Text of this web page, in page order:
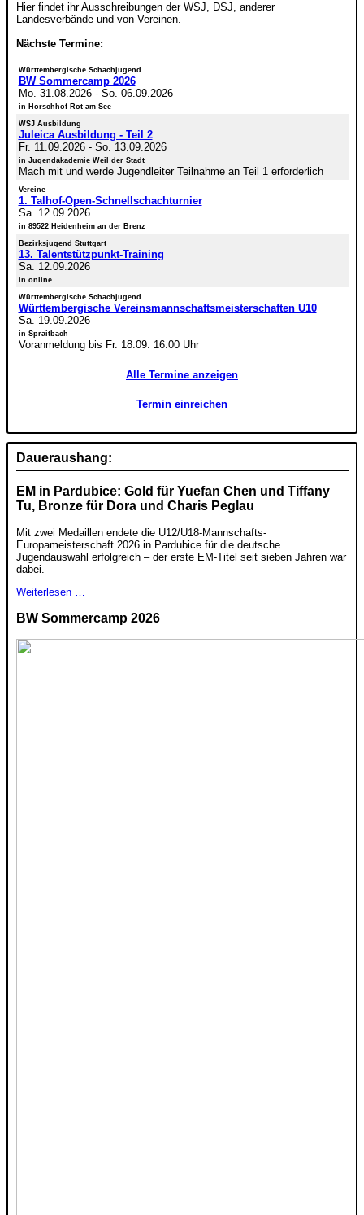
Hier findet ihr Ausschreibungen der WSJ, DSJ, anderer
Landesverbände und von Vereinen.
Nächste Termine:
Württembergische Schachjugend
BW Sommercamp 2026
Mo. 31.08.2026- So. 06.09.2026
in Horschhof Rot am See
WSJ Ausbildung
Juleica Ausbildung - Teil 2
Fr. 11.09.2026- So. 13.09.2026
in Jugendakademie Weil der Stadt
Mach mit und werde Jugendleiter Teilnahme an Teil 1 erforderlich
Vereine
1. Talhof-Open-Schnellschachturnier
Sa. 12.09.2026
in 89522 Heidenheim an der Brenz
Bezirksjugend Stuttgart
13. Talentstützpunkt-Training
Sa. 12.09.2026
in online
Württembergische Schachjugend
Württembergische Vereinsmannschaftsmeisterschaften U10
Sa. 19.09.2026
in Spraitbach
Voranmeldung bis Fr. 18.09. 16:00 Uhr
Alle Termine anzeigen
Termin einreichen
Daueraushang:
EM in Pardubice: Gold für Yuefan Chen und Tiffany
Tu, Bronze für Dora und Charis Peglau
Mit zwei Medaillen endete die U12/U18-Mannschafts-
Europameisterschaft 2026 in Pardubice für die deutsche
Jugendauswahl erfolgreich – der erste EM-Titel seit sieben Jahren war
dabei.
Weiterlesen …
BW Sommercamp 2026